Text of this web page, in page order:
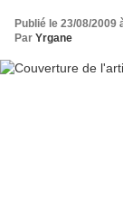
Publié le 23/08/2009
Par Yrgane